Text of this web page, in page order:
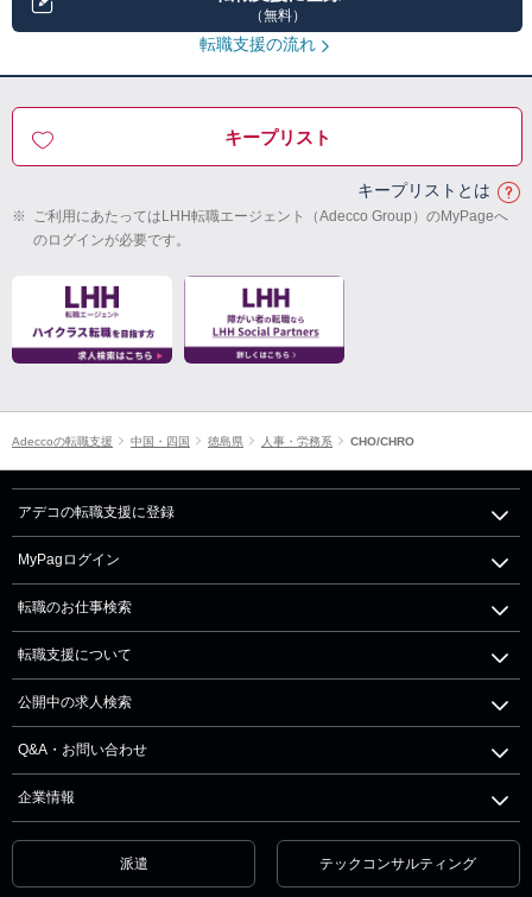
（無料）
転職支援の流れ
キープリスト
キープリストとは
※ ご利用にあたってはLHH転職エージェント（Adecco Group）のMyPageへ
のログインが必要です。
Adeccoの転職支援 中国・四国 徳島県 人事・労務系 CHO/CHRO
アデコの転職支援に登録
MyPagログイン
転職のお仕事検索
転職支援について
公開中の求人検索
Q&A・お問い合わせ
企業情報
派遣 テックコンサルティング